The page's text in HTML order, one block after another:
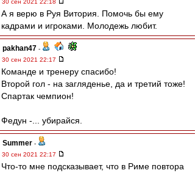
30 сен 2021 22:18
А я верю в Руя Витория. Помочь бы ему
кадрами и игроками. Молодежь любит.
pakhan47 -
30 сен 2021 22:17
Команде и тренеру спасибо!
Второй гол - на загляденье, да и третий тоже!
Спартак чемпион!
Федун -... убирайся.
Summer -
30 сен 2021 22:17
Что-то мне подсказывает, что в Риме повтора